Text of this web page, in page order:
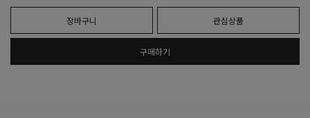
장바구니 관심상품
구매하기